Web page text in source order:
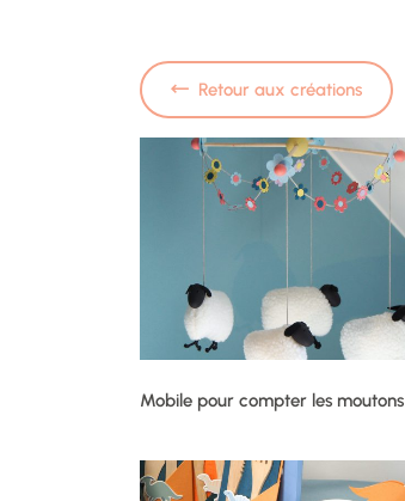
Retour aux créations
Mobile pour compter les moutons